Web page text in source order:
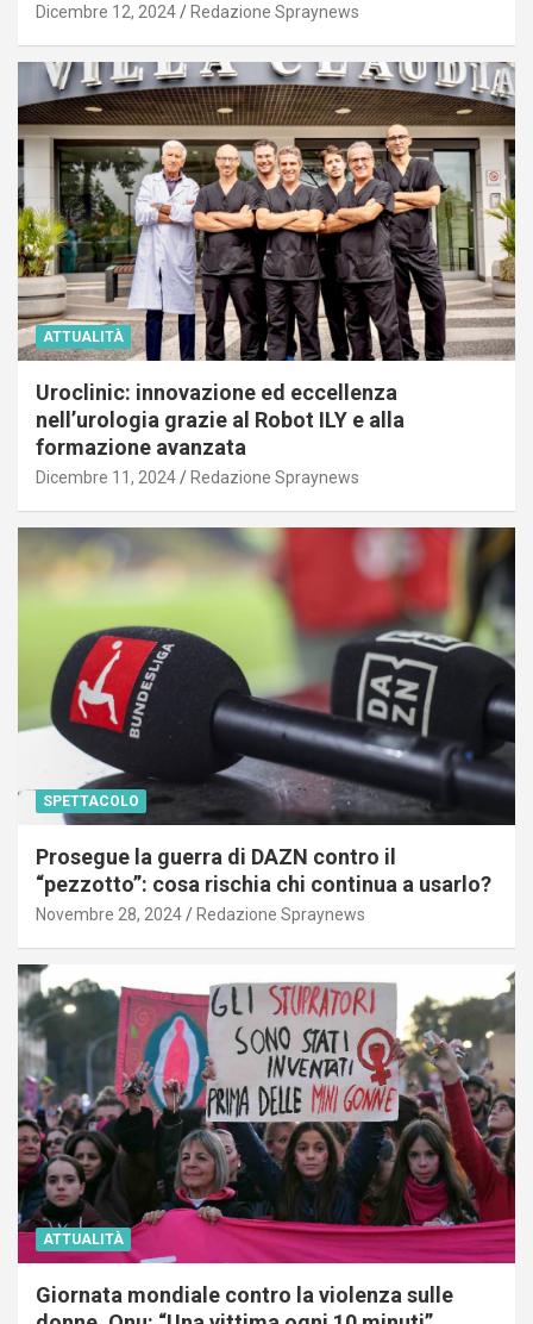
Dicembre 12, 2024 Redazione Spraynews
ATTUALITÀ
Uroclinic: innovazione ed eccellenza
nell’urologia grazie al Robot ILY e alla
formazione avanzata
Dicembre 11, 2024 Redazione Spraynews
SPETTACOLO
Prosegue la guerra di DAZN contro il
“pezzotto”: cosa rischia chi continua a usarlo?
Novembre 28, 2024 Redazione Spraynews
ATTUALITÀ
Giornata mondiale contro la violenza sulle